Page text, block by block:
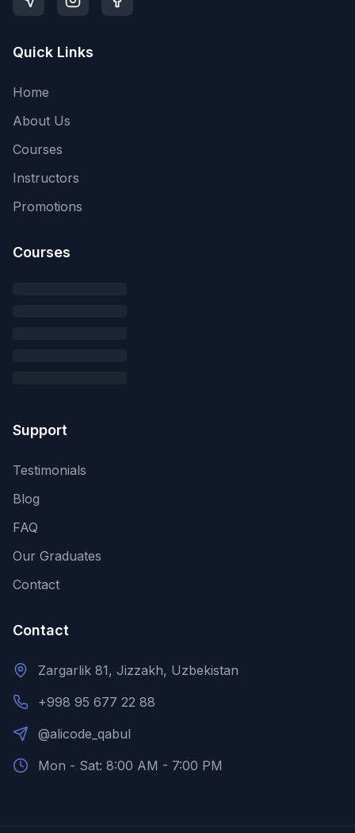
Quick Links
Home
About Us
Courses
Instructors
Promotions
Courses
Support
Testimonials
Blog
FAQ
Our Graduates
Contact
Contact
Zargarlik 81, Jizzakh, Uzbekistan
+998 95 677 22 88
@alicode_qabul
Mon - Sat: 8:00 AM - 7:00 PM